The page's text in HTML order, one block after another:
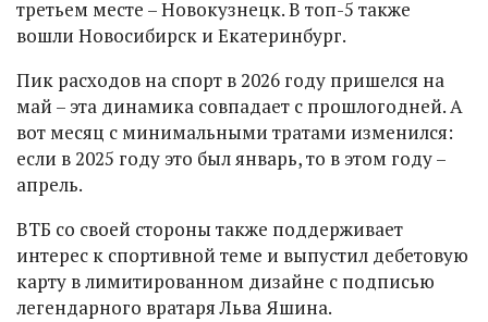
третьем месте – Новокузнецк. В топ-5 также
вошли Новосибирск и Екатеринбург.
Пик расходов на спорт в 2026 году пришелся на
май – эта динамика совпадает с прошлогодней. А
вот месяц с минимальными тратами изменился:
если в 2025 году это был январь, то в этом году –
апрель.
ВТБ со своей стороны также поддерживает
интерес к спортивной теме и выпустил дебетовую
карту в лимитированном дизайне с подписью
легендарного вратаря Льва Яшина.